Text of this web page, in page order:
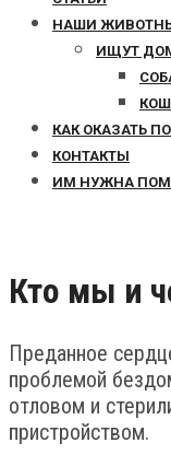
НАШИ
ИЩУТ
КАК ОКАЗАТЬ
КОНТАКТЫ
ИМ НУЖНА
Кто мы и
Преданное
проблемой
отловом и
пристройством.